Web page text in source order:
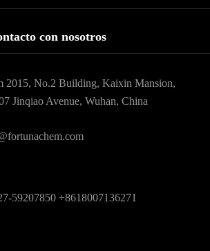
intermedios
químicos finos
(FAQ)
con nosotros
2015, No.2 Building, Kaixin Mansion,
Jinqiao Avenue, Wuhan, China
59207850 +8618007136271